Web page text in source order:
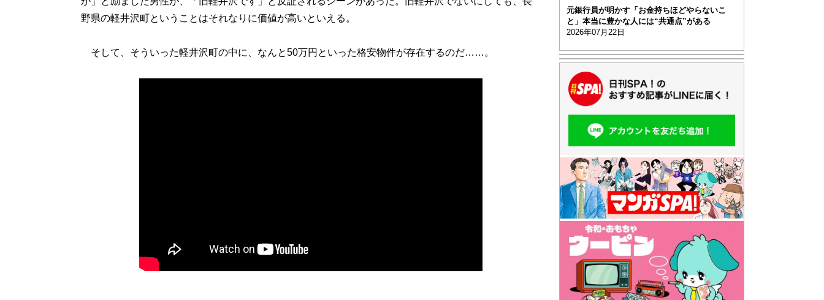
野県の軽井沢町ということはそれなりに価値が高いといえる。
そして、そういった軽井沢町の中に、なんと50万円といった格安物件が存在するのだ……。
元銀行員が明かす「お金持ちほどやらないこ
と」本当に豊かな人には“共通点”がある
2026年07月22日